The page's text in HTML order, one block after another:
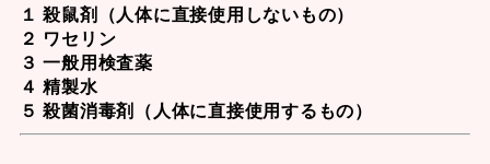
１ 殺鼠剤（人体に直接使用しないもの）
２ ワセリン
３ 一般用検査薬
４ 精製水
５ 殺菌消毒剤（人体に直接使用するもの）